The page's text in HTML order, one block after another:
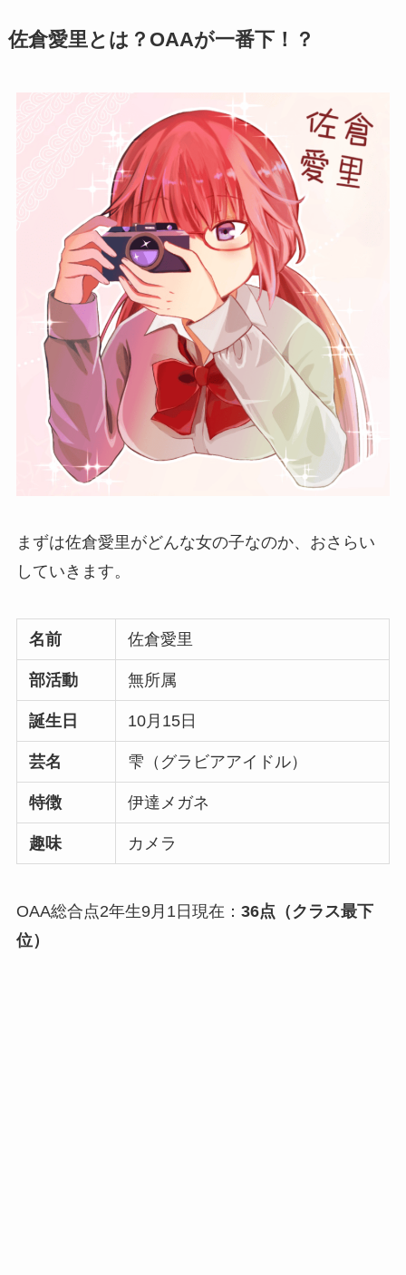
佐倉愛里とは？OAAが一番下！？
まずは佐倉愛里がどんな女の子なのか、おさらい
していきます。
名前 佐倉愛里
部活動 無所属
誕生日 10月15日
芸名 雫（グラビアアイドル）
特徴 伊達メガネ
趣味 カメラ
OAA総合点2年生9月1日現在： 36点（クラス最下
位）